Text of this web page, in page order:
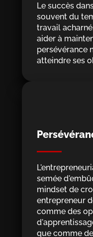
Le succès
souvent du
travail
aider à
persévérance
atteindre ses
semée
mindset de
entrepreneur
comme des
que comme